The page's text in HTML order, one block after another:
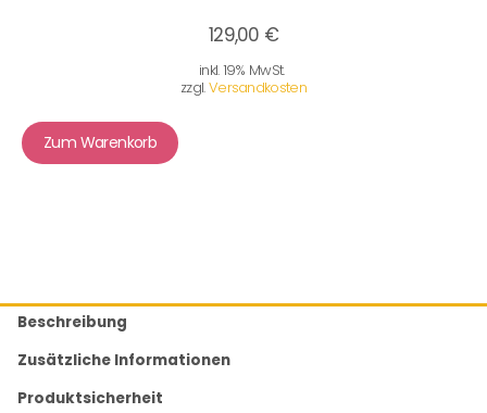
129,00 €
inkl. 19% MwSt.
zzgl.Versandkosten
Zum Warenkorb
Beschreibung
Zusätzliche Informationen
Produktsicherheit